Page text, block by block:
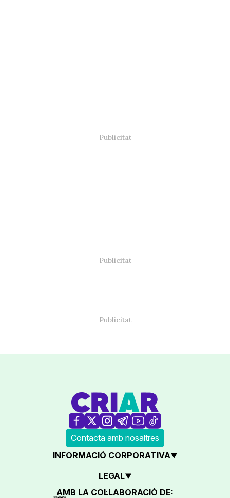
Contacta amb nosaltres
INFORMACIÓ CORPORATIVA
LEGAL
AMB LA COL·LABORACIÓ DE: